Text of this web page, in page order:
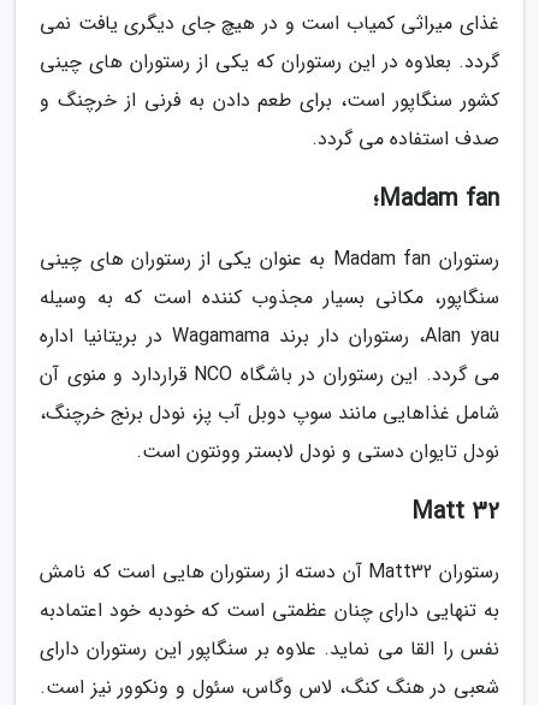
غذای میراثی کمیاب است و در هیچ جای دیگری یافت نمی
گردد. بعلاوه در این رستوران که یکی از رستوران های چینی
کشور سنگاپور است، برای طعم دادن به فرنی از خرچنگ و
صدف استفاده می گردد.
Madam fan؛
رستوران Madam fan به عنوان یکی از رستوران های چینی
سنگاپور، مکانی بسیار مجذوب کننده است که به وسیله
Alan yau، رستوران دار برند Wagamama در بریتانیا اداره
می گردد. این رستوران در باشگاه NCO قراردارد و منوی آن
شامل غذاهایی مانند سوپ دوبل آب پز، نودل برنج خرچنگ،
نودل تایوان دستی و نودل لابستر وونتون است.
Matt 32
رستوران Matt32 آن دسته از رستوران هایی است که نامش
به تنهایی دارای چنان عظمتی است که خودبه خود اعتمادبه
نفس را القا می نماید. علاوه بر سنگاپور این رستوران دارای
شعبی در هنگ کنگ، لاس وگاس، سئول و ونکوور نیز است.